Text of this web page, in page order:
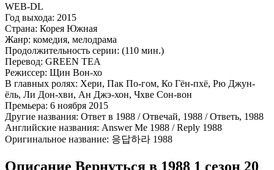
WEB-DL
Год выхода: 2015
Страна: Корея Южная
Жанр: комедия, мелодрама
Продолжительность серии: (110 мин.)
Перевод: GREEN TEA
Режиссер: Щин Вон-хо
В главных ролях: Хери, Пак По-гом, Ко Гён-пхё, Рю Джун-
ёль, Ли Дон-хви, Ан Джэ-хон, Чхве Сон-вон
Премьера: 6 ноября 2015
Другие названия: Ответ в 1988 / Отвечай, 1988 / Ответь, 1988
Английские названия: Answer Me 1988 / Reply 1988
Оригинальное название: 응답하라 1988
Описание Вернуться в 1988 1 сезон 20